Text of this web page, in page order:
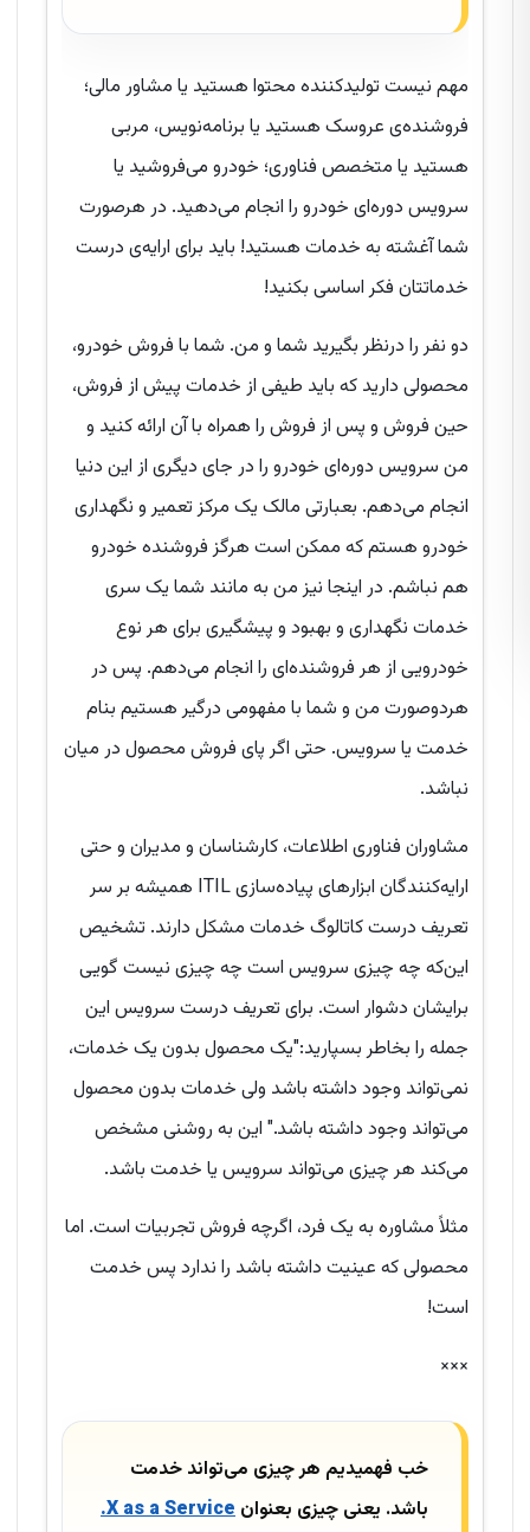
مهم نیست تولیدکننده محتوا هستید یا مشاور مالی؛
فروشنده‌ی عروسک هستید یا برنامه‌نویس، مربی
هستید یا متخصص فناوری؛ خودرو می‌فروشید یا
سرویس دوره‌ای خودرو را انجام می‌دهید. در هرصورت
شما آغشته به خدمات هستید! باید برای ارایه‌ی درست
خدماتتان فکر اساسی بکنید!
دو نفر را درنظر بگیرید شما و من. شما با فروش خودرو،
محصولی دارید که باید طیفی از خدمات پیش از فروش،
حین فروش و پس از فروش را همراه با آن ارائه کنید و
من سرویس دوره‌ای خودرو را در جای دیگری از این دنیا
انجام می‌دهم. بعبارتی مالک یک مرکز تعمیر و نگهداری
خودرو هستم که ممکن است هرگز فروشنده خودرو
هم نباشم. در اینجا نیز من به مانند شما یک سری
خدمات نگهداری و بهبود و پیشگیری برای هر نوع
خودرویی از هر فروشنده‌ای را انجام می‌دهم. پس در
هردوصورت من و شما با مفهومی درگیر هستیم بنام
خدمت یا سرویس. حتی اگر پای فروش محصول در میان
نباشد.
مشاوران فناوری اطلاعات، کارشناسان و مدیران و حتی
ارایه‌کنندگان ابزارهای پیاده‌سازی ITIL همیشه بر سر
تعریف درست کاتالوگ خدمات مشکل دارند. تشخیص
این‌که چه چیزی سرویس است چه چیزی نیست گویی
برایشان دشوار است. برای تعریف درست سرویس این
جمله را بخاطر بسپارید:"یک محصول بدون یک خدمات،
نمی‌تواند وجود داشته باشد ولی خدمات بدون محصول
می‌تواند وجود داشته باشد." این به روشنی مشخص
می‌کند هر چیزی می‌تواند سرویس یا خدمت باشد.
مثلاً مشاوره به یک فرد، اگرچه فروش تجربیات است. اما
محصولی که عینیت داشته باشد را ندارد پس خدمت
است!
×××
خب فهمیدیم هر چیزی می‌تواند خدمت
باشد. یعنی چیزی بعنوان X as a Service.